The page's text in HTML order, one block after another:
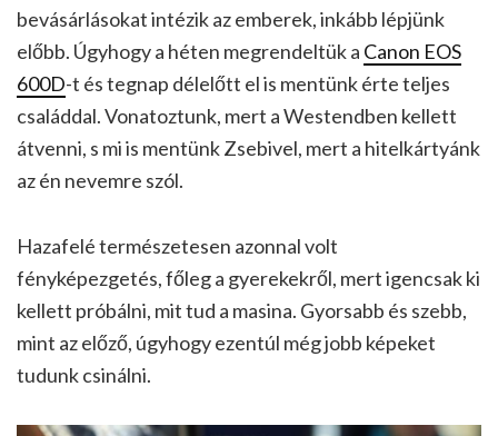
bevásárlásokat intézik az emberek, inkább lépjünk
előbb. Úgyhogy a héten megrendeltük a Canon EOS
600D-t és tegnap délelőtt el is mentünk érte teljes
családdal. Vonatoztunk, mert a Westendben kellett
átvenni, s mi is mentünk Zsebivel, mert a hitelkártyánk
az én nevemre szól.
Hazafelé természetesen azonnal volt
fényképezgetés, főleg a gyerekekről, mert igencsak ki
kellett próbálni, mit tud a masina. Gyorsabb és szebb,
mint az előző, úgyhogy ezentúl még jobb képeket
tudunk csinálni.